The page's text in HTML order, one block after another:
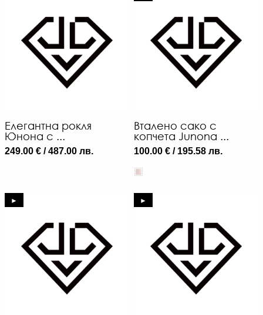
Елегантна рокля
Юнона с ...
249.00 € / 487.00 лв.
Вталено сако с
копчета Junona ...
100.00 € / 195.58 лв.
► ►